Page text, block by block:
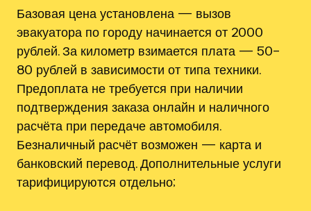
Базовая цена установлена — вызов
эвакуатора по городу начинается от 2000
рублей. За километр взимается плата — 50–
80 рублей в зависимости от типа техники.
Предоплата не требуется при наличии
подтверждения заказа онлайн и наличного
расчёта при передаче автомобиля.
Безналичный расчёт возможен — карта и
банковский перевод. Дополнительные услуги
тарифицируются отдельно;